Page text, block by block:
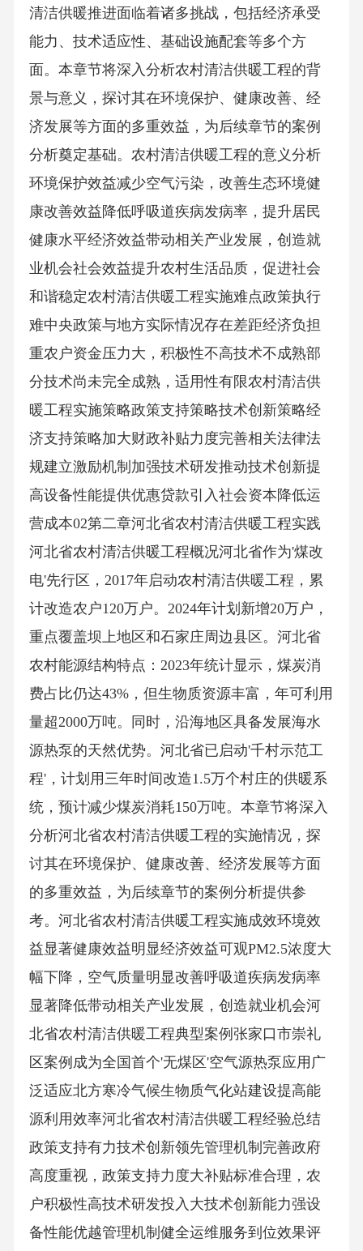
清洁供暖推进面临着诸多挑战，包括经济承受
能力、技术适应性、基础设施配套等多个方
面。本章节将深入分析农村清洁供暖工程的背
景与意义，探讨其在环境保护、健康改善、经
济发展等方面的多重效益，为后续章节的案例
分析奠定基础。农村清洁供暖工程的意义分析
环境保护效益减少空气污染，改善生态环境健
康改善效益降低呼吸道疾病发病率，提升居民
健康水平经济效益带动相关产业发展，创造就
业机会社会效益提升农村生活品质，促进社会
和谐稳定农村清洁供暖工程实施难点政策执行
难中央政策与地方实际情况存在差距经济负担
重农户资金压力大，积极性不高技术不成熟部
分技术尚未完全成熟，适用性有限农村清洁供
暖工程实施策略政策支持策略技术创新策略经
济支持策略加大财政补贴力度完善相关法律法
规建立激励机制加强技术研发推动技术创新提
高设备性能提供优惠贷款引入社会资本降低运
营成本02第二章河北省农村清洁供暖工程实践
河北省农村清洁供暖工程概况河北省作为'煤改
电'先行区，2017年启动农村清洁供暖工程，累
计改造农户120万户。2024年计划新增20万户，
重点覆盖坝上地区和石家庄周边县区。河北省
农村能源结构特点：2023年统计显示，煤炭消
费占比仍达43%，但生物质资源丰富，年可利用
量超2000万吨。同时，沿海地区具备发展海水
源热泵的天然优势。河北省已启动'千村示范工
程'，计划用三年时间改造1.5万个村庄的供暖系
统，预计减少煤炭消耗150万吨。本章节将深入
分析河北省农村清洁供暖工程的实施情况，探
讨其在环境保护、健康改善、经济发展等方面
的多重效益，为后续章节的案例分析提供参
考。河北省农村清洁供暖工程实施成效环境效
益显著健康效益明显经济效益可观PM2.5浓度大
幅下降，空气质量明显改善呼吸道疾病发病率
显著降低带动相关产业发展，创造就业机会河
北省农村清洁供暖工程典型案例张家口市崇礼
区案例成为全国首个'无煤区'空气源热泵应用广
泛适应北方寒冷气候生物质气化站建设提高能
源利用效率河北省农村清洁供暖工程经验总结
政策支持有力技术创新领先管理机制完善政府
高度重视，政策支持力度大补贴标准合理，农
户积极性高技术研发投入大技术创新能力强设
备性能优越管理机制健全运维服务到位效果评